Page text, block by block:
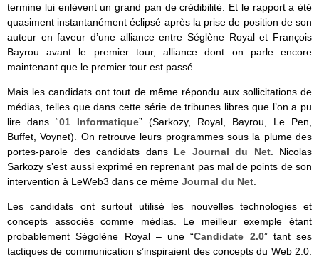
termine lui enlèvent un grand pan de crédibilité. Et le rapport a été
quasiment instantanément éclipsé après la prise de position de son
auteur en faveur d’une alliance entre Séglène Royal et François
Bayrou avant le premier tour, alliance dont on parle encore
maintenant que le premier tour est passé.
Mais les candidats ont tout de même répondu aux sollicitations de
médias, telles que dans cette série de tribunes libres que l’on a pu
lire dans “01 Informatique” (Sarkozy, Royal, Bayrou, Le Pen,
Buffet, Voynet). On retrouve leurs programmes sous la plume des
portes-parole des candidats dans Le Journal du Net. Nicolas
Sarkozy s’est aussi exprimé en reprenant pas mal de points de son
intervention à LeWeb3 dans ce même Journal du Net
Les candidats ont surtout utilisé les nouvelles technologies et
concepts associés comme médias. Le meilleur exemple étant
probablement Ségolène Royal – une “Candidate 2.0” tant ses
tactiques de communication s’inspiraient des concepts du Web 2.0.